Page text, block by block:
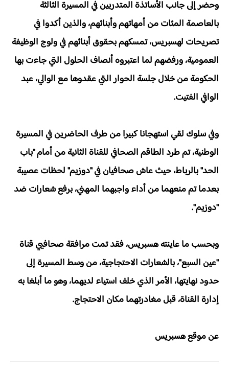
وحضر إلى جانب الأساتذة المتدربين في المسيرة الثالثة
بالعاصمة المئات من أمهاتهم وأبنائهم، والذين أكدوا في
تصريحات لهسبريس، تمسكهم بحقوق أبنائهم في ولوج الوظيفة
العمومية، ورفضهم لما اعتبروه أنصاف الحلول التي جاءت بها
الحكومة من خلال جلسة الحوار التي عقدوها مع الوالي، عبد
الوافي الفتيت.
وفي سلوك لقي استهجانا كبيرا من طرف الحاضرين في المسيرة
الوطنية، تم طرد الطاقم الصحافي للقناة الثانية من أمام "باب
الحد" بالرباط، حيث عاش صحافيان في "دوزيم" لحظات عصيبة
بعدما تم منعهما من أداء واجبهما المهني، برفع شعارات ضد
"دوزيم".
وبحسب ما عاينته هسبريس، فقد تمت مرافقة صحافيي قناة
"عين السبع"، بالشعارات الاحتجاجية، من وسط المسيرة إلى
حدود نهايتها، الأمر الذي خلف استياء لديهما، وهو ما أبلغا به
إدارة القناة، قبل مغادرتهما مكان الاحتجاج.
عن موقع هسبريس